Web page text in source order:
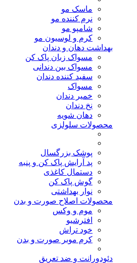
ماسک مو
نرم کننده مو
شامپو مو
کرم و لوسیون مو
بهداشت دهان و دندان
مسواک زبان پاک کن
مسواک بین دندانی
سفید کننده دندان
مسواک
خمیر دندان
نخ دندان
دهان شویه
محصولات سلولزی
پوشک بزرگسال
پد آرایش پاک کن و پنبه
دستمال کاغذی
گوش پاک کن
نوار بهداشتی
محصولات اصلاح صورت و بدن
موم و وکس
افترشیو
خود تراش
کرم موبر صورت و بدن
دئودورانت و ضد تعریق